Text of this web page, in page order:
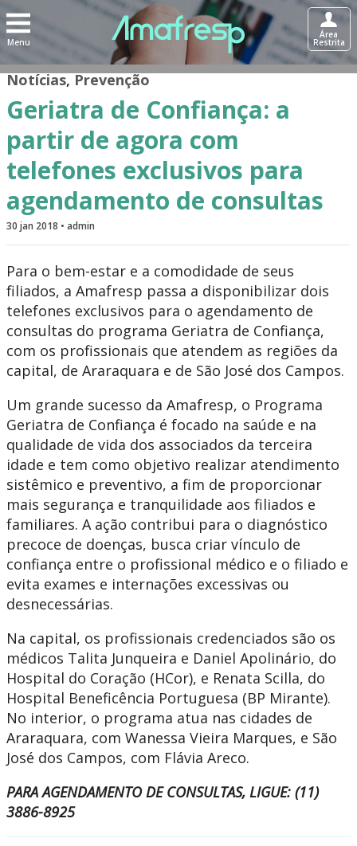
Menu
Área
Restrita
Notícias,Prevenção
Geriatra de Confiança: a
partir de agora com
telefones exclusivos para
agendamento de consultas
30 jan 2018 • admin
Para o bem-estar e a comodidade de seus
filiados, a Amafresp passa a disponibilizar dois
telefones exclusivos para o agendamento de
consultas do programa Geriatra de Confiança,
com os profissionais que atendem as regiões da
capital, de Araraquara e de São José dos Campos.
Um grande sucesso da Amafresp, o Programa
Geriatra de Confiança é focado na saúde e na
qualidade de vida dos associados da terceira
idade e tem como objetivo realizar atendimento
sistêmico e preventivo, a fim de proporcionar
mais segurança e tranquilidade aos filiados e
familiares. A ação contribui para o diagnóstico
precoce de doenças, busca criar vínculo de
confiança entre o profissional médico e o filiado e
evita exames e internações excessivas ou
desnecessárias.
Na capital, os profissionais credenciados são os
médicos Talita Junqueira e Daniel Apolinário, do
Hospital do Coração (HCor), e Renata Scilla, do
Hospital Beneficência Portuguesa (BP Mirante).
No interior, o programa atua nas cidades de
Araraquara, com Wanessa Vieira Marques, e São
José dos Campos, com Flávia Areco.
PARA AGENDAMENTO DE CONSULTAS, LIGUE: (11)
3886-8925